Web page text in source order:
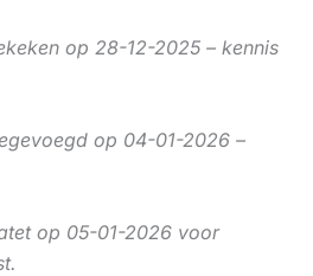
op 28-12-2025 – kennis
op 04-01-2026 –
op 05-01-2026 voor